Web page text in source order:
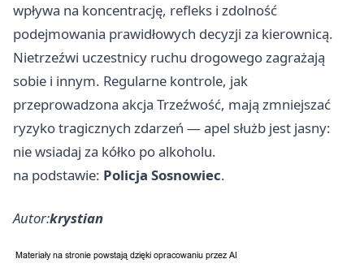
wpływa na koncentrację, refleks i zdolność
podejmowania prawidłowych decyzji za kierownicą.
Nietrzeźwi uczestnicy ruchu drogowego zagrażają
sobie i innym. Regularne kontrole, jak
przeprowadzona akcja Trzeźwość, mają zmniejszać
ryzyko tragicznych zdarzeń — apel służb jest jasny:
nie wsiadaj za kółko po alkoholu.
na podstawie: Policja Sosnowiec.
Autor:krystian